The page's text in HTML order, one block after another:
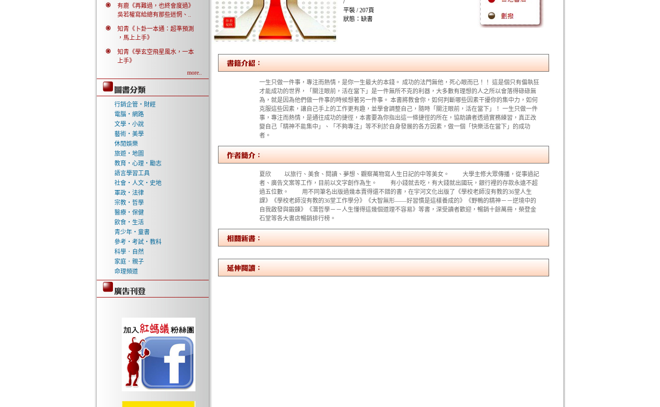
有鹿《再難過，也終會度過》
吳若權寫給總有那些迷惘、..
知青《卜卦一本通：超準預測
，馬上上手》
知青《學玄空飛星風水，一本
上手》
more..
行銷企管‧財經
電腦‧網路
文學‧小說
藝術‧美學
休閒娛樂
旅遊‧地圖
教育‧心理‧勵志
語言學習工具
社會‧人文‧史地
軍政‧法律
宗教‧哲學
醫療‧保健
飲食‧生活
青少年‧童書
參考‧考試‧教科
科學．自然
家庭．親子
命理頻道
/
平裝 / 207頁
狀態：缺書
一生只做一件事，專注而熱情，是你一生最大的本錢。 成功的法門無他，死心眼而已！！ 這是個只有偏執狂
才能成功的世界，「關注眼前，活在當下」是一件無所不克的利器，大多數有理想的人之所以會落得碌碌無
為，就是因為他們做一件事的時候想著另一件事。 本書將教會你，如何判斷哪些因素干擾你的集中力，如何
克服這些因素，讓自己手上的工作更有趣，並學會調整自己，隨時「關注眼前，活在當下」！ 一生只做一件
事，專注而熱情，是通往成功的捷徑，本書要為你指出這一條捷徑的所在，協助讀者透過實務練習，真正改
變自己「精神不能集中」、「不夠專注」等不利於自身發展的各方因素，做一個「快樂活在當下」的成功
者。
夏欣 以旅行、美食、閱讀、夢想、觀察萬物寫人生日記的中等美女。 大學主修大眾傳播，從事過記
者、廣告文案等工作，目前以文字創作為生。 有小錢就去吃，有大錢就出國玩，銀行裡的存款永遠不超
過五位數。 用不同筆名出版過幾本賣得還不錯的書，在宇河文化出版了《學校老師沒有教的36堂人生
課》《學校老師沒有教的36堂工作學分》《大智無形——好習慣是這樣養成的》《野鴨的精神－－逆境中的
自我啟發與鍛鍊》《潛哲學－－人生懂得這幾個道理不容易》等書，深受讀者歡迎，暢銷十餘萬冊，榮登金
石堂等各大書店暢銷排行榜。